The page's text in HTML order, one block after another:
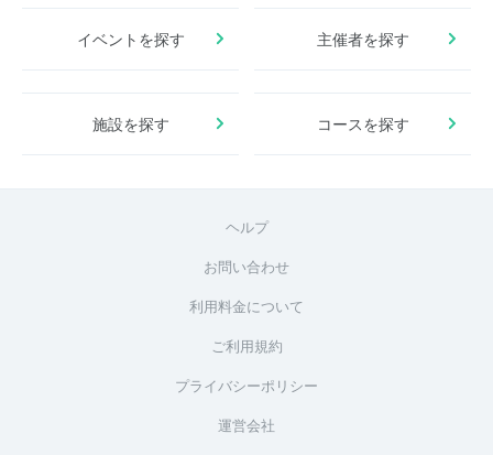
イベントを探す 主催者を探す
施設を探す コースを探す
ヘルプ
お問い合わせ
利用料金について
ご利用規約
プライバシーポリシー
運営会社